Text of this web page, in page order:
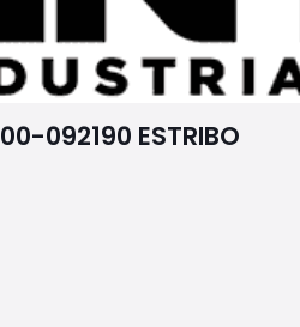
00-092190 ESTRIBO